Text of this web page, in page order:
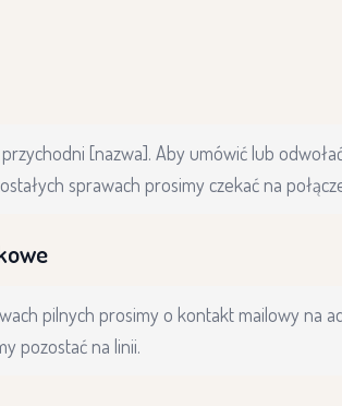
[nazwa]. Aby umówić lub
sprawach prosimy czekać na
pilnych prosimy o kontakt mailowy na
pozostać na linii.